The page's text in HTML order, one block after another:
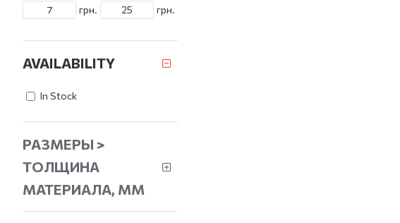
грн. грн.
РАЗМЕРЫ >
ТОЛЩИНА
МАТЕРИАЛА, ММ
AVAILABILITY
In Stock